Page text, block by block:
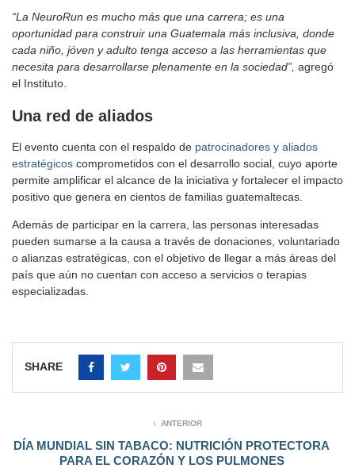
“La NeuroRun es mucho más que una carrera; es una
oportunidad para construir una Guatemala más inclusiva, donde
cada niño, jóven y adulto tenga acceso a las herramientas que
necesita para desarrollarse plenamente en la sociedad”, agregó
el Instituto.
Una red de aliados
El evento cuenta con el respaldo de patrocinadores y aliados
estratégicos comprometidos con el desarrollo social, cuyo aporte
permite amplificar el alcance de la iniciativa y fortalecer el impacto
positivo que genera en cientos de familias guatemaltecas.
Además de participar en la carrera, las personas interesadas
pueden sumarse a la causa a través de donaciones, voluntariado
o alianzas estratégicas, con el objetivo de llegar a más áreas del
país que aún no cuentan con acceso a servicios o terapias
especializadas.
SHARE
ANTERIOR
DÍA MUNDIAL SIN TABACO: NUTRICIÓN PROTECTORA
PARA EL CORAZÓN Y LOS PULMONES